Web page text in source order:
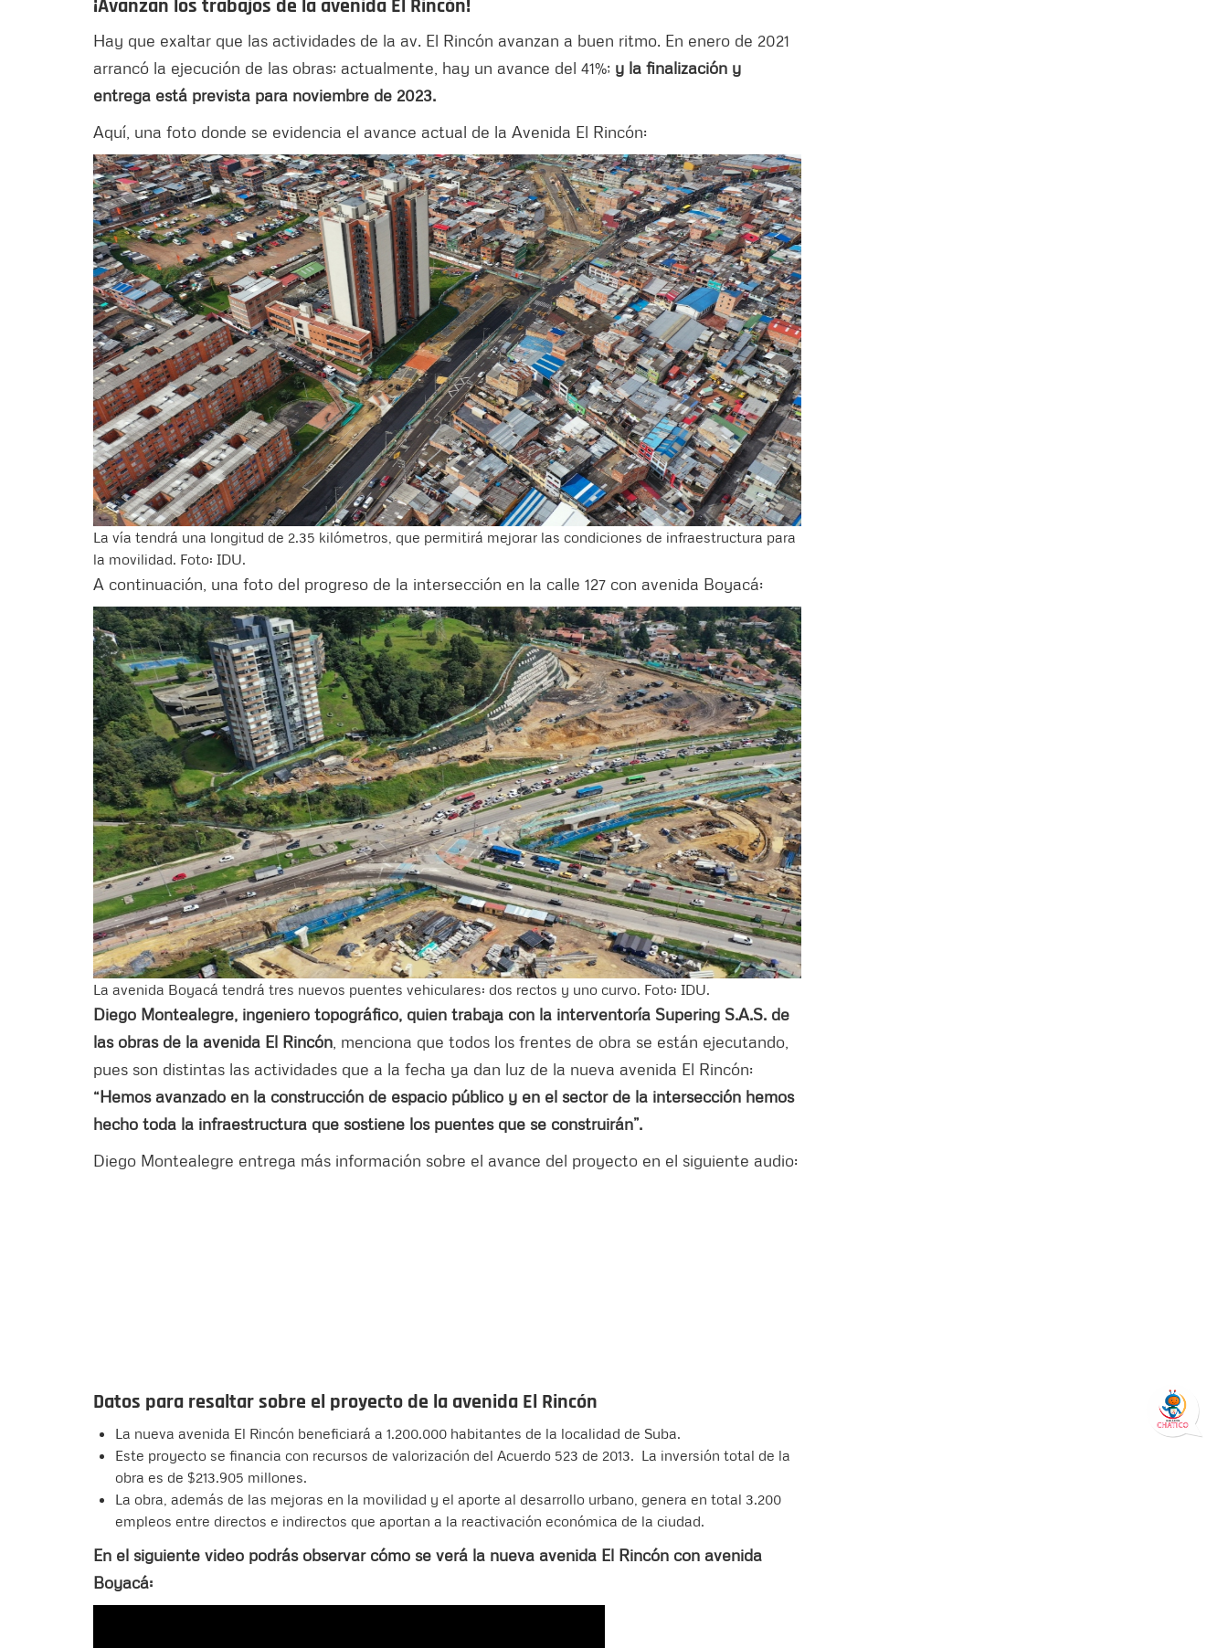
¡Avanzan los trabajos de la avenida El Rincón!
Hay que exaltar que las actividades de la av. El Rincón avanzan a buen ritmo. En enero de 2021
arrancó la ejecución de las obras; actualmente, hay un avance del 41%; y la finalización y
entrega está prevista para noviembre de 2023.
Aquí, una foto donde se evidencia el avance actual de la Avenida El Rincón:
La vía tendrá una longitud de 2.35 kilómetros, que permitirá mejorar las condiciones de infraestructura para
la movilidad. Foto: IDU.
A continuación, una foto del progreso de la intersección en la calle 127 con avenida Boyacá:
La avenida Boyacá tendrá tres nuevos puentes vehiculares: dos rectos y uno curvo. Foto: IDU.
Diego Montealegre, ingeniero topográfico, quien trabaja con la interventoría Supering S.A.S. de
las obras de la avenida El Rincón , menciona que todos los frentes de obra se están ejecutando,
pues son distintas las actividades que a la fecha ya dan luz de la nueva avenida El Rincón:
“Hemos avanzado en la construcción de espacio público y en el sector de la intersección hemos
hecho toda la infraestructura que sostiene los puentes que se construirán”.
Diego Montealegre entrega más información sobre el avance del proyecto en el siguiente audio:
Datos para resaltar sobre el proyecto de la avenida El Rincón
La nueva avenida El Rincón beneficiará a 1.200.000 habitantes de la localidad de Suba.
Este proyecto se financia con recursos de valorización del Acuerdo 523 de 2013. La inversión total de la
obra es de $213.905 millones.
La obra, además de las mejoras en la movilidad y el aporte al desarrollo urbano, genera en total 3.200
empleos entre directos e indirectos que aportan a la reactivación económica de la ciudad.
En el siguiente video podrás observar cómo se verá la nueva avenida El Rincón con avenida
Boyacá: